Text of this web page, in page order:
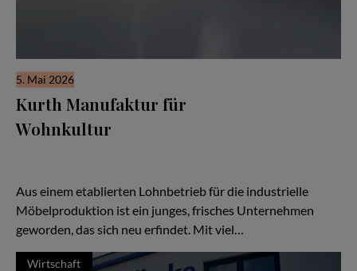
5. Mai 2026
Kurth Manufaktur für
Wohnkultur
Aus einem etablierten Lohnbetrieb für die industrielle
Möbelproduktion ist ein junges, frisches Unternehmen
geworden, das sich neu erfindet. Mit viel…
Wirtschaft